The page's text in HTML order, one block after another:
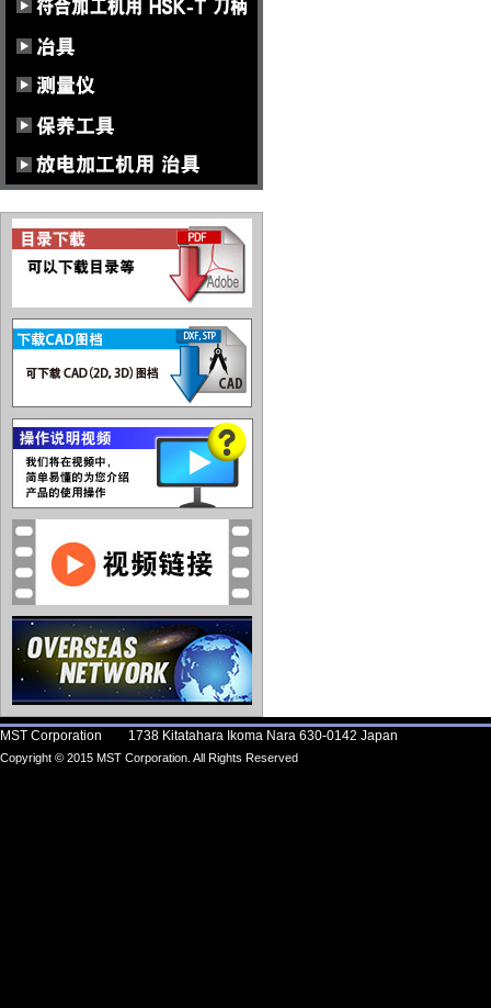
MST Corporation 1738 Kitatahara Ikoma Nara 630-0142 Japan
Copyright © 2015 MST Corporation. All Rights Reserved